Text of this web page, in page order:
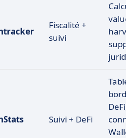
Fiscalité +
suivi
Suivi + DeFi